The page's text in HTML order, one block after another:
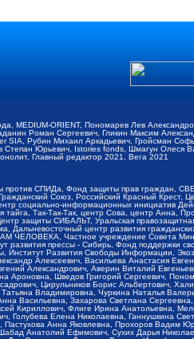
MEDIUM-ORIENT, Пономарев Лев
Роман Сергеевич, Гликин Максим
Рубин Михаил Аркадьевич, Гройсман
Юрьевич, Istories fonds, Шмагун Олеся
Главный редактор 2021, Вега 2021
СПИДа, Фонд защиты прав граждан,
Союз, Российский Красный Крест,
социально-информационных инициатив
Так-Так-Так, центр Сова, центр Анна,
защиты СИБАЛЬТ, Уральская
Дальневосточный центр развития
ЧЕЛОВЕКА, Частное учреждение Совета
прессы - Сибирь, Фонд поддержки
Институт Развития Свободы Информации,
Алексеевич, Васильева Анастасия
Александрович, Аверин Виталий
Шведов Григорий Сергеевич,
Цирульников Борис Альбертович,
Владимировна, Чуркина Наталья
Васильевна, Захарова Светлана
Кириллович, Флиге Ирина Анатольевна,
Елена Николаевна, Ганнушкина
Анна Яковлевна, Прохоров Вадим
Анатолий Ефимович, Сухих Дарья